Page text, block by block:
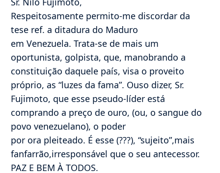
Respeitosamente permito-me discordar da
tese ref. a ditadura do Maduro
em Venezuela. Trata-se de mais um
oportunista, golpista, que, manobrando a
constituição daquele país, visa o proveito
próprio, as “luzes da fama”. Ouso dizer, Sr.
Fujimoto, que esse pseudo-líder está
comprando a preço de ouro, (ou, o sangue do
povo venezuelano), o poder
por ora pleiteado. É esse (???), “sujeito”,mais
fanfarrão,irresponsável que o seu antecessor.
PAZ E BEM À TODOS.